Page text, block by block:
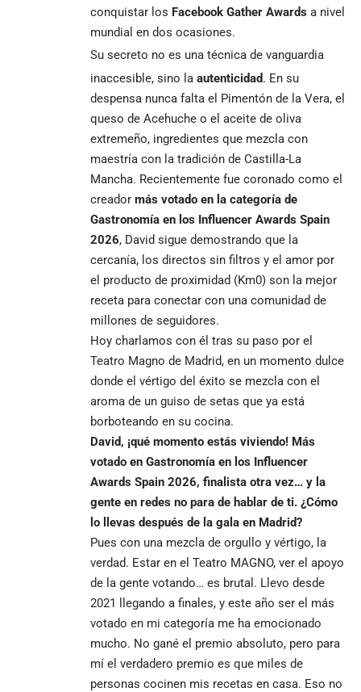
conquistar los Facebook Gather Awards a nivel
mundial en dos ocasiones.
Su secreto no es una técnica de vanguardia
inaccesible, sino la autenticidad. En su
despensa nunca falta el Pimentón de la Vera, el
queso de Acehuche o el aceite de oliva
extremeño, ingredientes que mezcla con
maestría con la tradición de Castilla-La
Mancha. Recientemente fue coronado como el
creador más votado en la categoría de
Gastronomía en los Influencer Awards Spain
2026, David sigue demostrando que la
cercanía, los directos sin filtros y el amor por
el producto de proximidad (Km0) son la mejor
receta para conectar con una comunidad de
millones de seguidores.
Hoy charlamos con él tras su paso por el
Teatro Magno de Madrid, en un momento dulce
donde el vértigo del éxito se mezcla con el
aroma de un guiso de setas que ya está
borboteando en su cocina.
David, ¡qué momento estás viviendo! Más
votado en Gastronomía en los Influencer
Awards Spain 2026, finalista otra vez… y la
gente en redes no para de hablar de ti. ¿Cómo
lo llevas después de la gala en Madrid?
Pues con una mezcla de orgullo y vértigo, la
verdad. Estar en el Teatro MAGNO, ver el apoyo
de la gente votando… es brutal. Llevo desde
2021 llegando a finales, y este año ser el más
votado en mi categoría me ha emocionado
mucho. No gané el premio absoluto, pero para
mí el verdadero premio es que miles de
personas cocinen mis recetas en casa. Eso no